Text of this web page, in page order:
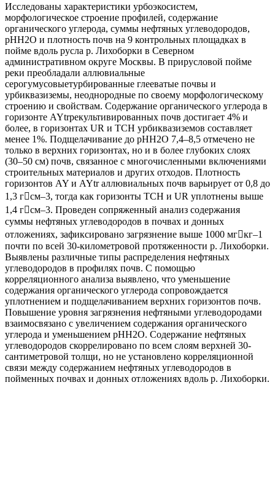
Исследованы характеристики урбоэкосистем,
морфологическое строение профилей, содержание
органического углерода, суммы нефтяных углеводородов,
pHН2О и плотность почв на 9 контрольных площадках в
пойме вдоль русла р. Лихоборки в Северном
административном округе Москвы. В прирусловой пойме
реки преобладали аллювиальные
серогумусовыетурбированные глееватые почвы и
урбиквазиземы, неоднородные по своему морфологическому
строению и свойствам. Содержание органического углерода в
горизонте AYtrрекультивированных почв достигает 4% и
более, в горизонтах UR и TCH урбиквазиземов составляет
менее 1%. Подщелачивание до pHН2О 7,4–8,5 отмечено не
только в верхних горизонтах, но и в более глубоких слоях
(30–50 см) почв, связанное с многочисленными включениями
строительных материалов и других отходов. Плотность
горизонтов AY и AYtr аллювиальных почв варьирует от 0,8 до
1,3 гсм–3, тогда как горизонты TCH и UR уплотнены выше
1,4 гсм–3. Проведен сопряженный анализ содержания
суммы нефтяных углеводородов в почвах и донных
отложениях, зафиксировано загрязнение выше 1000 мгкг–1
почти по всей 30-километровой протяженности р. Лихоборки.
Выявлены различные типы распределения нефтяных
углеводородов в профилях почв. C помощью
корреляционного анализа выявлено, что уменьшение
содержания органического углерода сопровождается
уплотнением и подщелачиванием верхних горизонтов почв.
Повышение уровня загрязнения нефтяными углеводородами
взаимосвязано с увеличением содержания органического
углерода и уменьшением pHН2О. Содержание нефтяных
углеводородов скоррелировано по всем слоям верхней 30-
сантиметровой толщи, но не установлено корреляционной
связи между содержанием нефтяных углеводородов в
пойменных почвах и донных отложениях вдоль р. Лихоборки.